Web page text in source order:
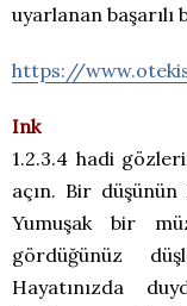
uyarlanan başarılı
https://
Ink
1.2.3.4 hadi
açın. Bir
Yumuşak bir
gördüğünüz
Hayatınızda